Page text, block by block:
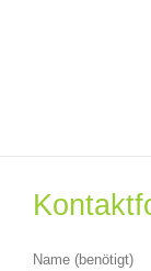
Name (benötigt)